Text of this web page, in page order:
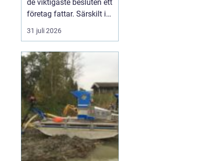
de viktigaste besluten ett
företag fattar. Särskilt i
en företagsintensiv stad
som Göteborg, där allt
bolag till internationella
koncerner verkar sida vid
sida. En bra revisor gör
mer än att granska s...
31 juli 2026